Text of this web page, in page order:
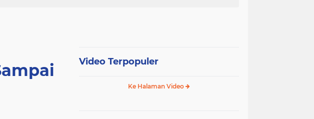
Video Terpopuler
Ke Halaman Video